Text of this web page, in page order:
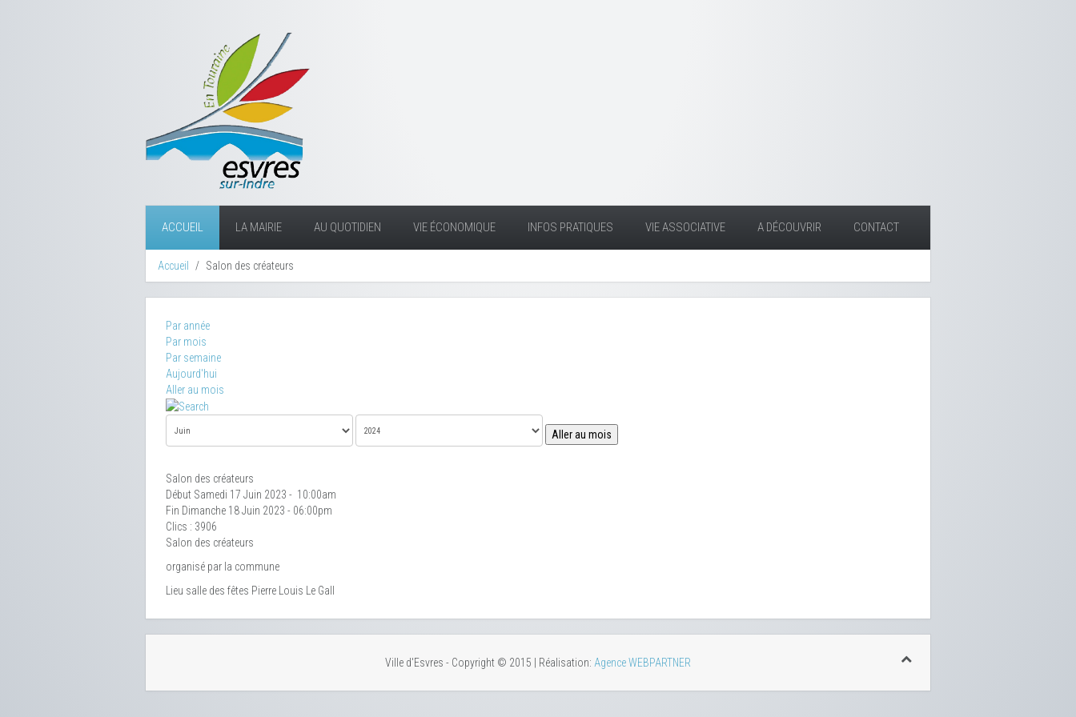
ACCUEIL LA MAIRIE AU QUOTIDIEN VIE ÉCONOMIQUE INFOS PRATIQUES VIE ASSOCIATIVE A DÉCOUVRIR CONTACT
Accueil Salon des créateurs
Par année
Par mois
Par semaine
Aujourd'hui
Aller au mois
Aller au mois
Salon des créateurs
Début Samedi 17 Juin 2023 - 10:00am
Fin Dimanche 18 Juin 2023 - 06:00pm
Clics : 3906
Salon des créateurs
organisé par la commune
Lieu salle des fêtes Pierre Louis Le Gall
Ville d'Esvres - Copyright © 2015 | Réalisation: Agence WEBPARTNER